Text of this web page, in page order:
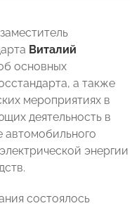
Виталий
основных
а также
мероприятиях в
деятельность в
автомобильного
энергии
состоялось